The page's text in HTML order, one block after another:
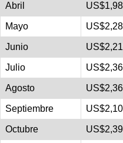
Abril
Mayo
Junio
Julio
Agosto
Septiembre
Octubre